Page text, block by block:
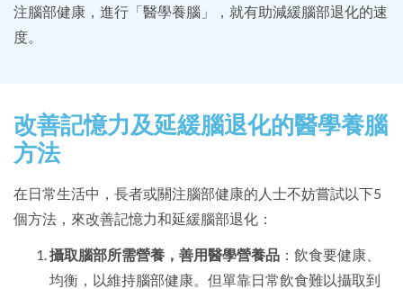
注腦部健康，進行「醫學養腦」，就有助減緩腦部退化的速
度。
改善記憶力及延緩腦退化的醫學養腦
方法
在日常生活中，長者或關注腦部健康的人士不妨嘗試以下5
個方法，來改善記憶力和延緩腦部退化：
攝取腦部所需營養，善用醫學營養品 ：飲食要健康、
均衡，以維持腦部健康。但單靠日常飲食難以攝取到